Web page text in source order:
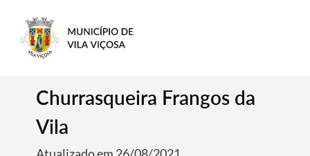
Churrasqueira Frangos da
Vila